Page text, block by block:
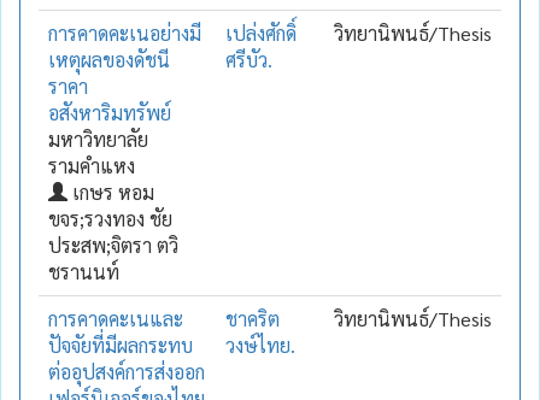
การคาดคะเนอย่างมี
เหตุผลของดัชนี
ราคา
อสังหาริมทรัพย์
มหาวิทยาลัย
รามคำแหง
เกษร หอม
ขจร;รวงทอง ชัย
ประสพ;จิตรา ตวิ
ชรานนท์
เปล่งศักดิ์
ศรีบัว.
วิทยานิพนธ์/Thesis
การคาดคะเนและ
ปัจจัยที่มีผลกระทบ
ต่ออุปสงค์การส่งออก
ชาคริต
วงษ์ไทย.
วิทยานิพนธ์/Thesis